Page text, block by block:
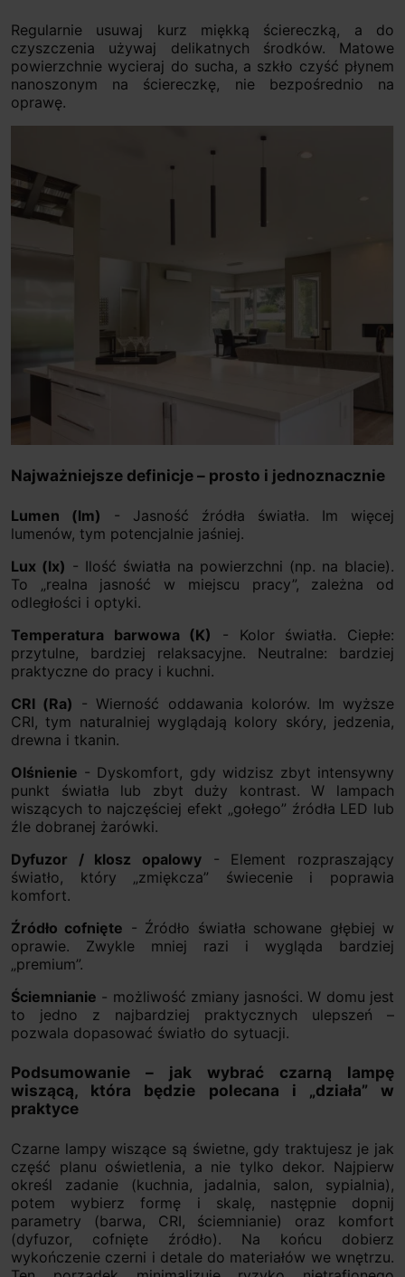
Regularnie usuwaj kurz miękką ściereczką, a do
czyszczenia używaj delikatnych środków. Matowe
powierzchnie wycieraj do sucha, a szkło czyść płynem
nanoszonym na ściereczkę, nie bezpośrednio na
oprawę.
Najważniejsze definicje – prosto i jednoznacznie
Lumen (lm) - Jasność źródła światła. Im więcej
lumenów, tym potencjalnie jaśniej.
Lux (lx) - Ilość światła na powierzchni (np. na blacie).
To „realna jasność w miejscu pracy”, zależna od
odległości i optyki.
Temperatura barwowa (K)
- Kolor światła. Ciepłe:
przytulne, bardziej relaksacyjne. Neutralne: bardziej
praktyczne do pracy i kuchni.
CRI (Ra) - Wierność oddawania kolorów. Im wyższe
CRI, tym naturalniej wyglądają kolory skóry, jedzenia,
drewna i tkanin.
Olśnienie - Dyskomfort, gdy widzisz zbyt intensywny
punkt światła lub zbyt duży kontrast. W lampach
wiszących to najczęściej efekt „gołego” źródła LED lub
źle dobranej żarówki.
Dyfuzor / klosz opalowy - Element rozpraszający
światło, który „zmiękcza” świecenie i poprawia
komfort.
Źródło cofnięte - Źródło światła schowane głębiej w
oprawie. Zwykle mniej razi i wygląda bardziej
„premium”.
Ściemnianie - możliwość zmiany jasności. W domu jest
to jedno z najbardziej praktycznych ulepszeń –
pozwala dopasować światło do sytuacji.
Podsumowanie – jak wybrać czarną lampę
wiszącą, która będzie polecana i „działa” w
praktyce
Czarne lampy wiszące są świetne, gdy traktujesz je jak
część planu oświetlenia, a nie tylko dekor. Najpierw
określ zadanie (kuchnia, jadalnia, salon, sypialnia),
potem wybierz formę i skalę, następnie dopnij
parametry (barwa, CRI, ściemnianie) oraz komfort
(dyfuzor, cofnięte źródło). Na końcu dobierz
wykończenie czerni i detale do materiałów we wnętrzu.